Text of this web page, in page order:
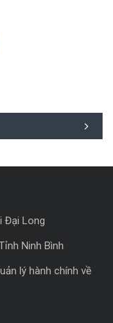
Đại Long
Ninh Bình
lý hành chính về